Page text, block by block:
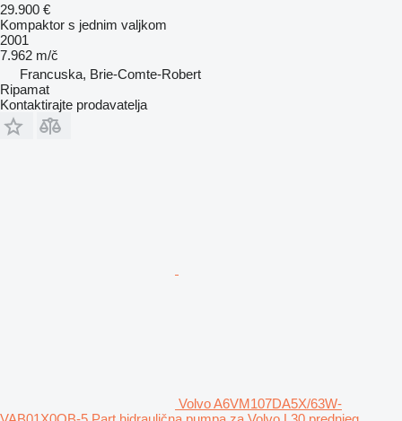
29.900 €
Kompaktor s jednim valjkom
2001
7.962 m/č
Francuska, Brie-Comte-Robert
Ripamat
Kontaktirajte prodavatelja
Volvo A6VM107DA5X/63W-